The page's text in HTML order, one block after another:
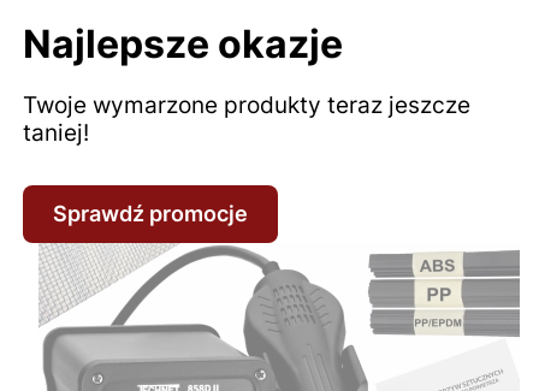
Najlepsze okazje
Twoje wymarzone produkty teraz jeszcze
taniej!
Sprawdź promocje